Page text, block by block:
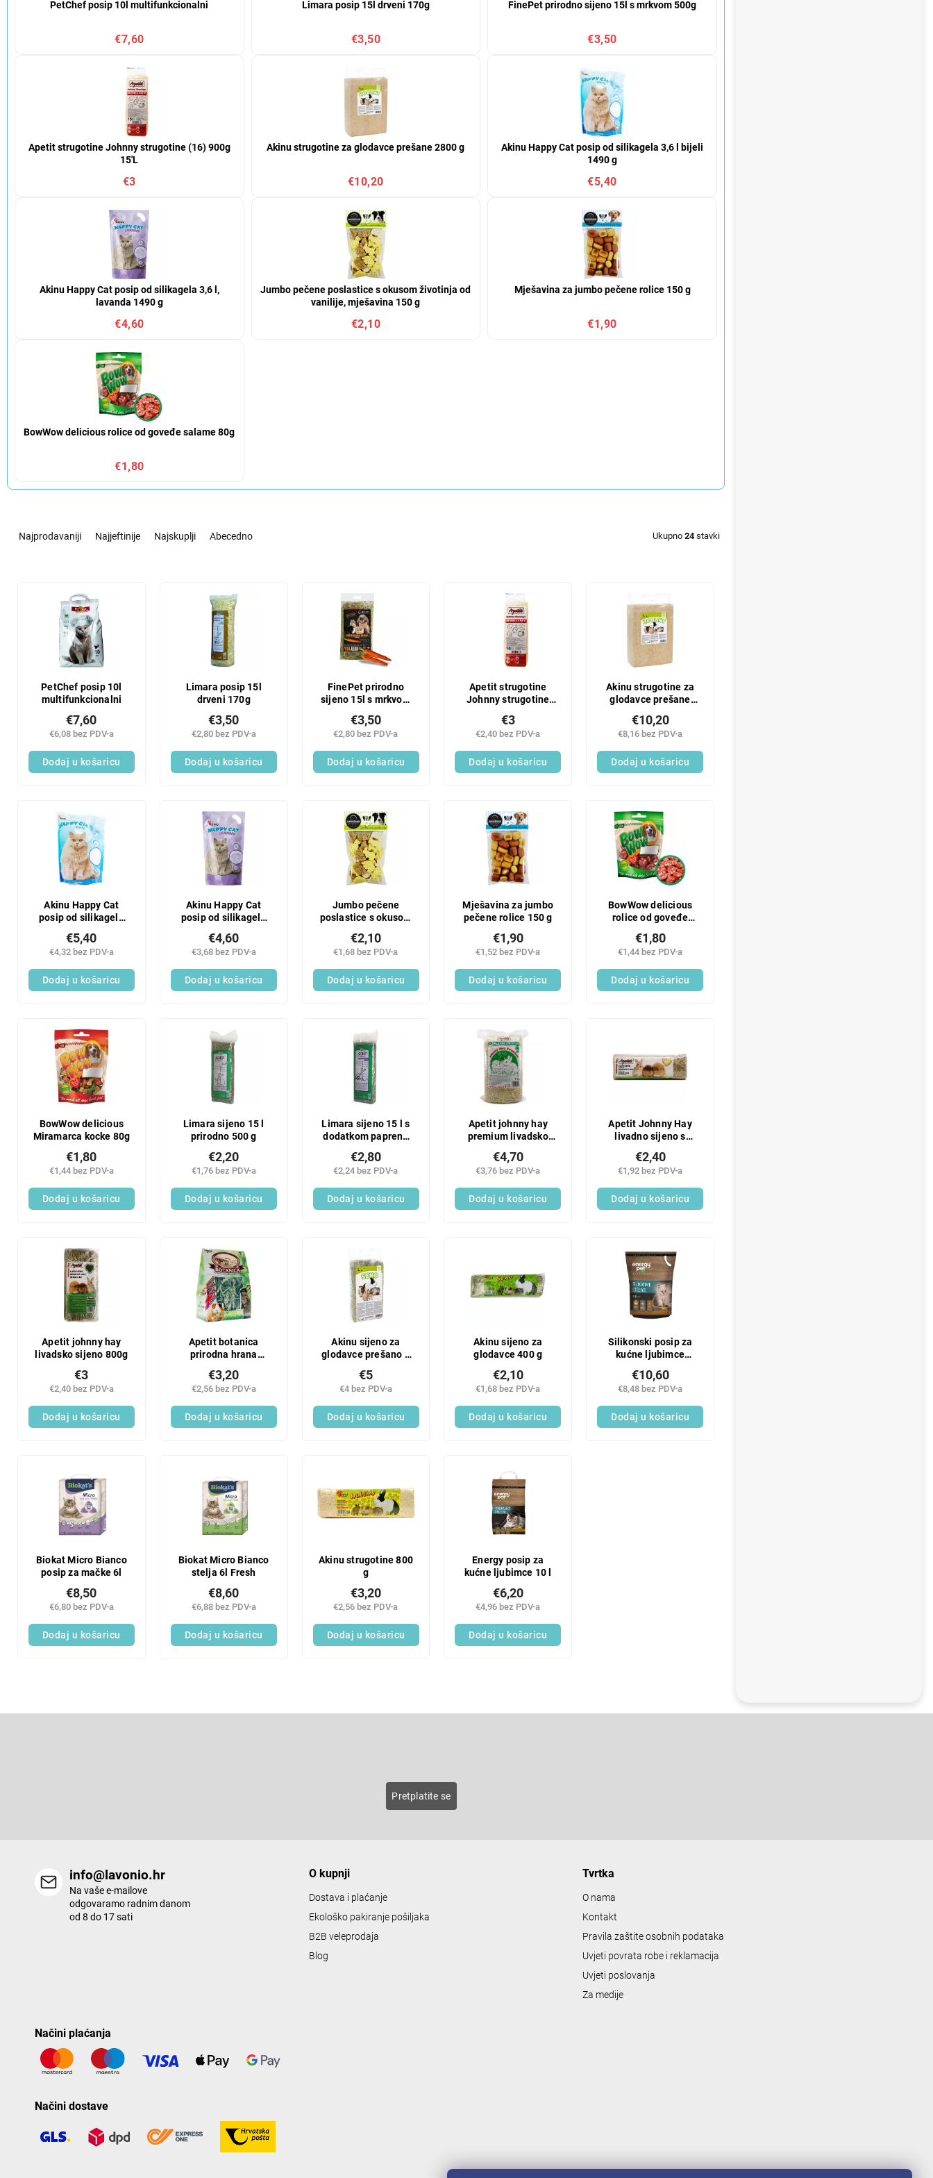
PetChef posip 10l multifunkcionalni
€7,60
Limara posip 15l drveni 170g
€3,50
FinePet prirodno sijeno 15l s mrkvom 500g
€3,50
Apetit strugotine Johnny strugotine (16) 900g
15'L
€3
Akinu strugotine za glodavce prešane 2800 g
€10,20
Akinu Happy Cat posip od silikagela 3,6 l bijeli
1490 g
€5,40
Akinu Happy Cat posip od silikagela 3,6 l,
lavanda 1490 g
€4,60
Jumbo pečene poslastice s okusom životinja od
vanilije, mješavina 150 g
€2,10
Mješavina za jumbo pečene rolice 150 g
€1,90
BowWow delicious rolice od goveđe salame 80g
€1,80
Najprodavaniji Najjeftinije Najskuplji Abecedno Ukupno 24stavki
PetChef posip 10l
multifunkcionalni
€6,08 bez PDV-a
€7,60
Dodaj u košaricu
Limara posip 15l
drveni 170g
€2,80 bez PDV-a
€3,50
Dodaj u košaricu
FinePet prirodno
sijeno 15l s mrkvom
€2,80 bez PDV-a
€3,50
Dodaj u košaricu
Apetit strugotine
Johnny strugotine
€2,40 bez PDV-a
€3
Dodaj u košaricu
Akinu strugotine za
glodavce prešane
€8,16 bez PDV-a
€10,20
Dodaj u košaricu
Akinu Happy Cat
posip od silikagela
€4,32 bez PDV-a
€5,40
Dodaj u košaricu
Akinu Happy Cat
posip od silikagela
€3,68 bez PDV-a
€4,60
Dodaj u košaricu
Jumbo pečene
poslastice s okusom
mješavina 150 g
€1,68 bez PDV-a
€2,10
Dodaj u košaricu
Mješavina za jumbo
pečene rolice 150 g
€1,52 bez PDV-a
€1,90
Dodaj u košaricu
BowWow delicious
rolice od goveđe
€1,44 bez PDV-a
€1,80
Dodaj u košaricu
BowWow delicious
Miramarca kocke 80g
€1,44 bez PDV-a
€1,80
Dodaj u košaricu
Limara sijeno 15 l
prirodno 500 g
€1,76 bez PDV-a
€2,20
Dodaj u košaricu
Limara sijeno 15 l s
dodatkom paprene
€2,24 bez PDV-a
€2,80
Dodaj u košaricu
Apetit johnny hay
premium livadsko
€3,76 bez PDV-a
€4,70
Dodaj u košaricu
Apetit Johnny Hay
livadno sijeno s
€1,92 bez PDV-a
€2,40
Dodaj u košaricu
Apetit johnny hay
livadsko sijeno 800g
€2,40 bez PDV-a
€3
Dodaj u košaricu
Apetit botanica
prirodna hrana
€2,56 bez PDV-a
€3,20
Dodaj u košaricu
Akinu sijeno za
glodavce prešano 1
€4 bez PDV-a
€5
Dodaj u košaricu
Akinu sijeno za
glodavce 400 g
€1,68 bez PDV-a
€2,10
Dodaj u košaricu
Silikonski posip za
kućne ljubimce
€8,48 bez PDV-a
€10,60
Dodaj u košaricu
Biokat Micro Bianco
posip za mačke 6l
€6,80 bez PDV-a
€8,50
Dodaj u košaricu
Biokat Micro Bianco
stelja 6l Fresh
€6,88 bez PDV-a
€8,60
Dodaj u košaricu
Akinu strugotine 800
g
€2,56 bez PDV-a
€3,20
Dodaj u košaricu
Energy posip za
kućne ljubimce 10 l
€4,96 bez PDV-a
€6,20
Dodaj u košaricu
i
r
o
s
Pretplatite se
info@lavonio.hr
Na vaše e-mailove
odgovaramo radnim danom
od 8 do 17 sati
O kupnji
Dostava i plaćanje
Ekološko pakiranje pošiljaka
B2B veleprodaja
Blog
Tvrtka
O nama
Kontakt
Pravila zaštite osobnih podataka
Uvjeti povrata robe i reklamacija
Uvjeti poslovanja
Za medije
Načini plaćanja
Načini dostave